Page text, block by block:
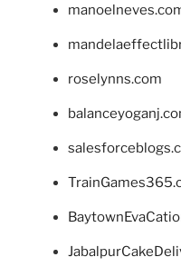
roselynns.com